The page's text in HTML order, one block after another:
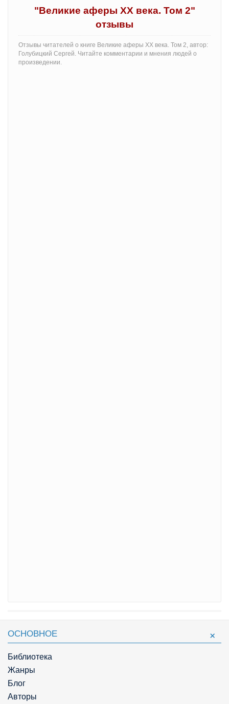
"Великие аферы XX века. Том 2"
отзывы
Отзывы читателей о книге Великие аферы XX века. Том 2, автор:
Голубицкий Сергей. Читайте комментарии и мнения людей о
произведении.
ОСНОВНОЕ
Библиотека
Жанры
Блог
Авторы